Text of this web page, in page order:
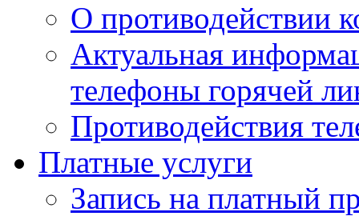
О противодействии
Актуальная
телефоны горячей
Противодействия
Платные услуги
Запись на платный